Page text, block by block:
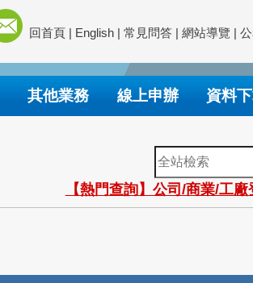
回首頁 | English | 常見問答 | 網站導覽 |
其他業務 線上申辦 資料
全
站
檢
索
【熱門查詢】公司/商業/工